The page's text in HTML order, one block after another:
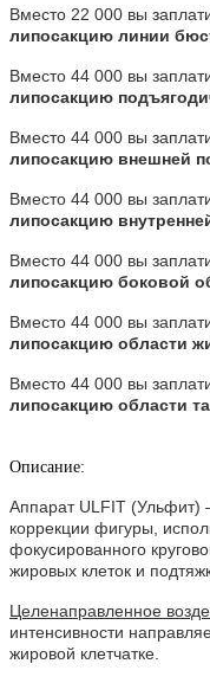
Вместо 22 000 вы
липосакцию линии
Вместо 44 000 вы
липосакцию
Вместо 44 000 вы
липосакцию внешней
Вместо 44 000 вы
липосакцию
Вместо 44 000 вы
липосакцию боковой
Вместо 44 000 вы
липосакцию области
Вместо 44 000 вы
липосакцию области
Описание:
Аппарат ULFIT (Ульфит)
коррекции фигуры,
фокусированного
жировых клеток и
Целенаправленное
интенсивности
жировой клетчатке.